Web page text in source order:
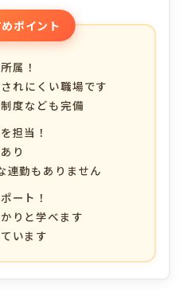
ポイント
属！
れにくい職場です
度なども完備
担当！
り
連勤もありません
ート！
りと学べます
います